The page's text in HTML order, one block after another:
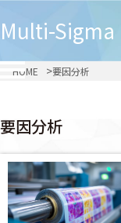
Multi-Sigma
HOME 要因分析
要因分析